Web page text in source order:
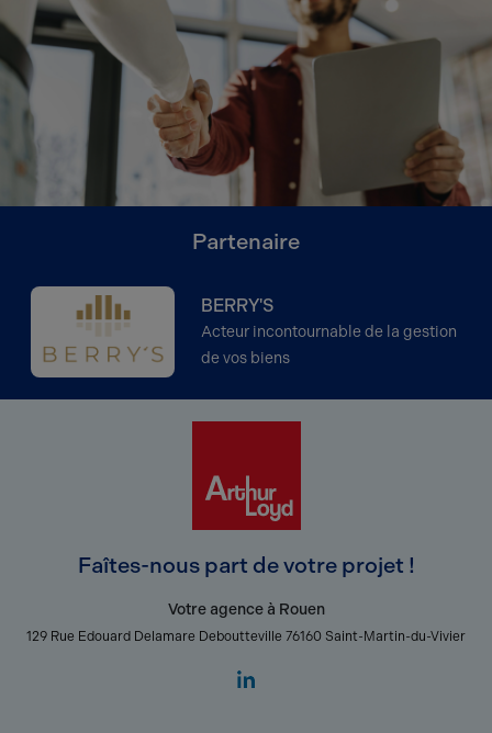
Partenaire
BERRY'S
Acteur incontournable de la gestion
de vos biens
Faîtes-nous part de votre projet !
Votre agence à Rouen
129 Rue Edouard Delamare Deboutteville 76160 Saint-Martin-du-Vivier